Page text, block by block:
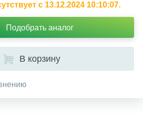
с 13.12.2024 10:10:07.
Подобрать аналог
В корзину